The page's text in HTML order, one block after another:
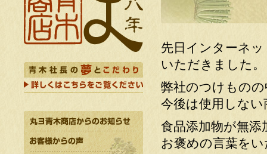
先日インターネ
いただきました。
弊社のつけもの
今後は使用しな
食品添加物が無
お褒めの言葉を